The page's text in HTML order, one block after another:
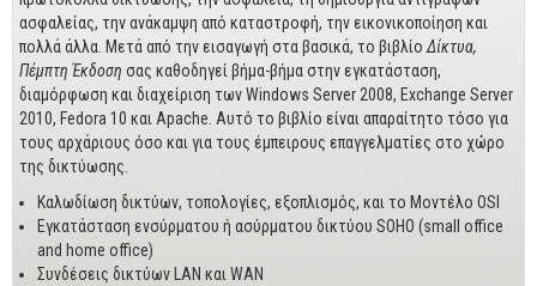
Πολιτικών Μηχανικών
Αρχιτεκτόνων
Μηχανολόγων
Ιστορικά
Γεωπονικά
Προσφορές
ασφαλείας, την ανάκαμψη από καταστροφή, την εικονικοποίηση και
πολλά άλλα. Μετά από την εισαγωγή στα βασικά, το βιβλίοΔίκτυα,
Πέμπτη Έκδοση σας καθοδηγεί βήμα-βήμα στην εγκατάσταση,
διαμόρφωση και διαχείριση των Windows Server 2008, Exchange Server
2010, Fedora 10 και Apache. Αυτό το βιβλίο είναι απαραίτητο τόσο για
τους αρχάριους όσο και για τους έμπειρους επαγγελματίες στο χώρο
της δικτύωσης.
Καλωδίωση δικτύων, τοπολογίες, εξοπλισμός, και το Μοντέλο OSI
Εγκατάσταση ενσύρματου ή ασύρματου δικτύου SOHO (small office
and home office)
Συνδέσεις δικτύων LAN και WAN